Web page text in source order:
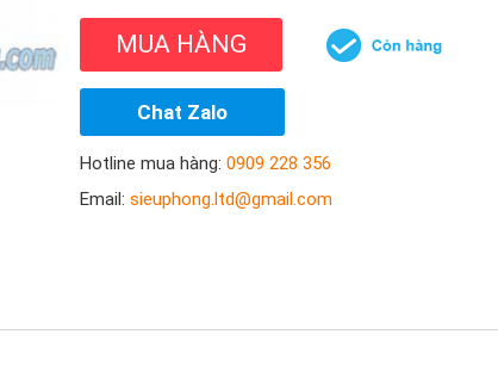
MUA HÀNG
Chat Zalo
Hotline mua hàng:0909 228 356
Email:sieuphong.ltd@gmail.com